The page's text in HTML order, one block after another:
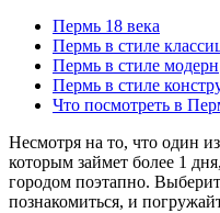
Пермь 18 века
Пермь в стиле
Пермь в стиле модерн
Пермь в стиле
Что посмотреть в
Несмотря на то, что один
которым займет более 1
городом поэтапно.
познакомиться, и